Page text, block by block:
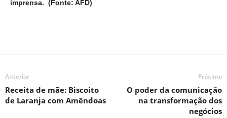
imprensa. (Fonte: AFD)
..
Anterior
Receita de mãe: Biscoito
de Laranja com Amêndoas
Próximo
O poder da comunicação
na transformação dos
negócios